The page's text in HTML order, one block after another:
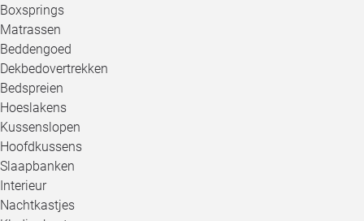
Boxsprings
Matrassen
Beddengoed
Dekbedovertrekken
Bedspreien
Hoeslakens
Kussenslopen
Hoofdkussens
Slaapbanken
Interieur
Nachtkastjes